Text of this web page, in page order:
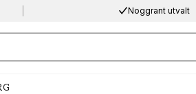
Noggrant utvalt